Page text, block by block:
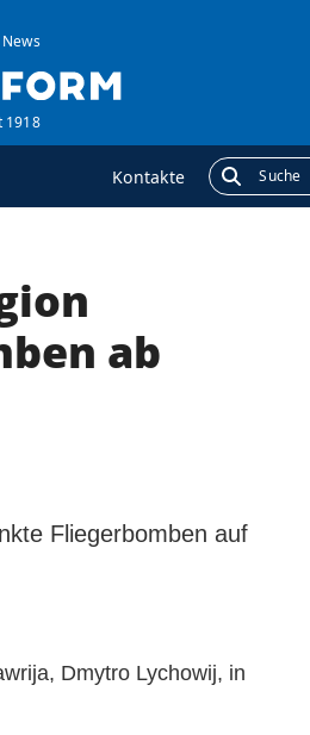
1918
Kontakte
ZUSÄTZLICH
Veröffentlichungen
Interviewab
Fliegerbomben auf
Dmytro Lychowij, in